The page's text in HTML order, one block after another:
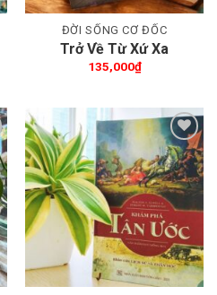
ĐỜI SỐNG CƠ ĐỐC
Trở Về Từ Xứ Xa
135,000₫
Thêm wishlist